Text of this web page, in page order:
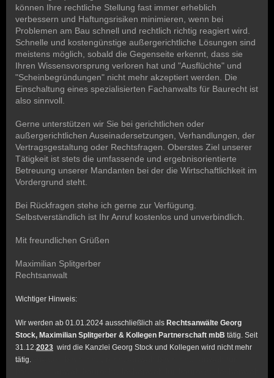
können Ihre rechtliche Stellung fast immer erheblich
verbessern und Haftungsrisiken minimieren, wenn bei
Problemen am Bau schnell und rechtlich richtig reagiert wird.
Schnelle und kostengünstige außergerichtliche Lösungen sind
meistens möglich, sobald die Gegenseite erkennt, dass sie
Ihren Wissensvorsprung verloren hat und "Ausflüchte" und
"Scheinbegründungen" nicht mehr akzeptiert werden. Die
Einschaltung eines spezialisierten Fachanwalts für Baurecht ist
also sinnvoll.
Gerne unterstützen wir Sie bei gerichtlichen oder
außergerichtlichen Auseinadersetzungen, Verhandlungen, der
Vertragsgestaltung oder Rechtsfragen. Oberstes Ziel unserer
Tätigkeit ist stets die umfassende und ergebnisorientierte
Betreuung unserer Mandanten bei der die Wirtschaftlichkeit im
Vordergrund steht.
Bei Rückfragen stehe ich gerne zur Verfügung.
Selbstverständlich ist Ihr Anruf kostenlos und unverbindlich.
Mit freundlichen Grüßen
Maximilian Splitgerber
Rechtsanwalt
Wichtiger Hinweis:
Wir werden ab 01.01.2024 ausschließlich als Rechtsanwälte Georg
Stock, Maximilian Splitgerber & Kollegen Partnerschaft mbB tätig. Seit
31.12.2023 wird die Kanzlei Georg Stock und Kollegen wird nicht mehr
tätig.